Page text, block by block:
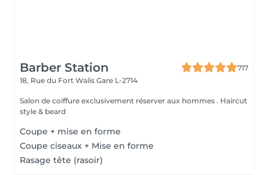
Barber Station
717
18, Rue du Fort Walis Gare L-2714
Salon de coiffure exclusivement réserver aux hommes . Haircut
style & beard
Coupe + mise en forme
Coupe ciseaux + Mise en forme
Rasage tête (rasoir)